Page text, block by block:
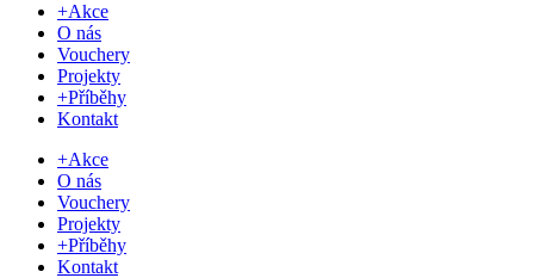
+Akce
O nás
Vouchery
Projekty
+Příběhy
Kontakt
+Akce
O nás
Vouchery
Projekty
+Příběhy
Kontakt